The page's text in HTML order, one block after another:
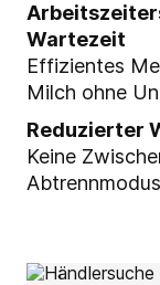
Wartezeit
Effizientes
Milch ohne
Reduzierter
Keine
Abtrennmodus